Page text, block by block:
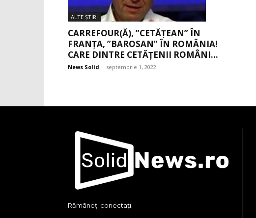
ALTE ŞTIRI
CARREFOUR(Ă), ”CETĂȚEAN” ÎN
FRANȚA, ”BAROSAN” ÎN ROMÂNIA!
CARE DINTRE CETĂȚENII ROMÂNI...
News Solid - septembrie 1, 2022
Rămâneți conectați: